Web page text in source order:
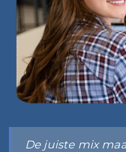
De juiste mix